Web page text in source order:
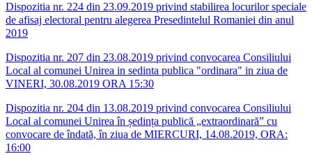
Dispozitia nr. 224 din 23.09.2019 privind stabilirea locurilor speciale
de afisaj electoral pentru alegerea Presedintelul Romaniei din anul
2019
Dispozitia nr. 207 din 23.08.2019 privind convocarea Consiliului
Local al comunei Unirea in sedinta publica "ordinara" in ziua de
VINERI, 30.08.2019 ORA 15:30
Dispozitia nr. 204 din 13.08.2019 privind convocarea Consiliului
Local al comunei Unirea în ședința publică „extraordinară” cu
convocare de îndată, în ziua de MIERCURI, 14.08.2019, ORA:
16:00